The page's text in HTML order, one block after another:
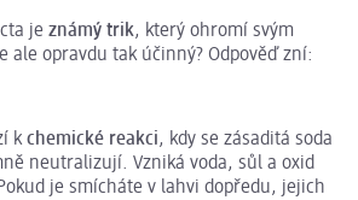
je známý trik, který ohromí svým
ale opravdu tak účinný? Odpověď zní:
kchemické reakci, kdy se zásaditá soda
neutralizují. Vzniká voda, sůl a oxid
je smícháte v lahvi dopředu, jejich